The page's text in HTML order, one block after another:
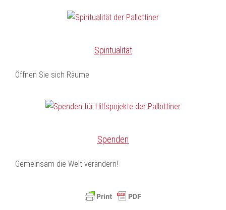
Spiritualität
Öffnen Sie sich Räume
Spenden
Gemeinsam die Welt verändern!